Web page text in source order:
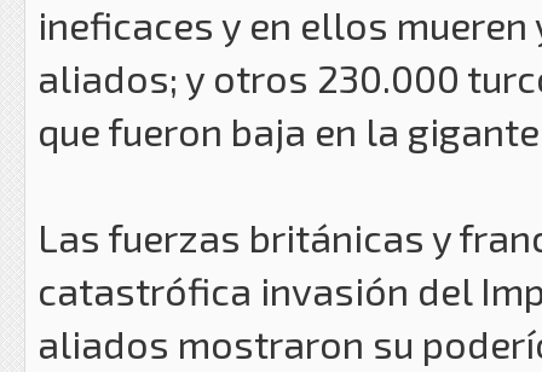
ineficaces y en ellos
aliados; y otros 230.000
que fueron baja en la
Las fuerzas británicas y
catastrófica invasión del
aliados mostraron su